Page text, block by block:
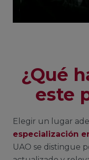
¿Qué
este
Elegir un lugar
especialización
UAO se distingue